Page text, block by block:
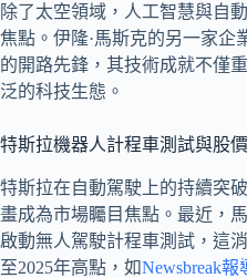
除了太空領域，人工智慧與自
焦點。伊隆·馬斯克的另一家企
的開路先鋒，其技術成就不僅
泛的科技生態。
特斯拉機器人計程車測試與股
特斯拉在自動駕駛上的持續突
畫成為市場矚目焦點。最近，
啟動無人駕駛計程車測試，這
至2025年高點，如Newsbreak報